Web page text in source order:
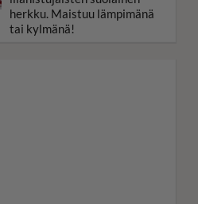
herkku. Maistuu lämpimänä
tai kylmänä!